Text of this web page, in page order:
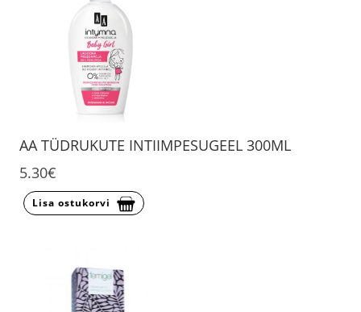
AA TÜDRUKUTE INTIIMPESUGEEL 300ML
5.30€
Lisa ostukorvi